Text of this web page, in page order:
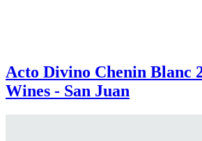
Acto Divino Chenin Blanc
Wines - San Juan